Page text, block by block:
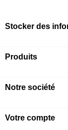
Stocker des
Produits
Notre société
Votre compte